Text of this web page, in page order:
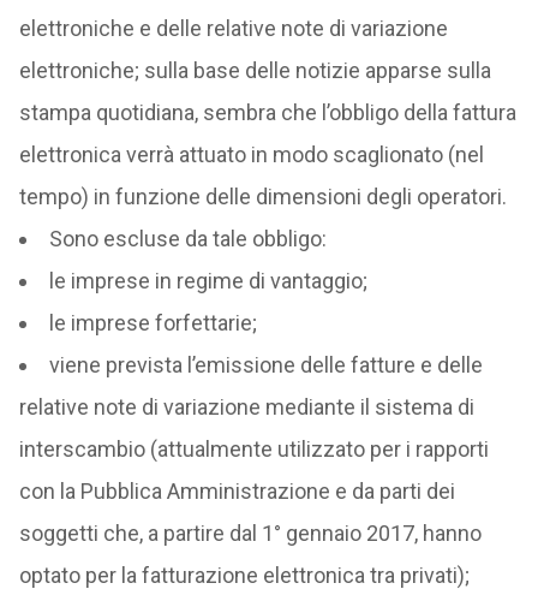
elettroniche e delle relative note di variazione
elettroniche; sulla base delle notizie apparse sulla
stampa quotidiana, sembra che l’obbligo della fattura
elettronica verrà attuato in modo scaglionato (nel
tempo) in funzione delle dimensioni degli operatori.
Sono escluse da tale obbligo:
le imprese in regime di vantaggio;
le imprese forfettarie;
viene prevista l’emissione delle fatture e delle
relative note di variazione mediante il sistema di
interscambio (attualmente utilizzato per i rapporti
con la Pubblica Amministrazione e da parti dei
soggetti che, a partire dal 1° gennaio 2017, hanno
optato per la fatturazione elettronica tra privati);